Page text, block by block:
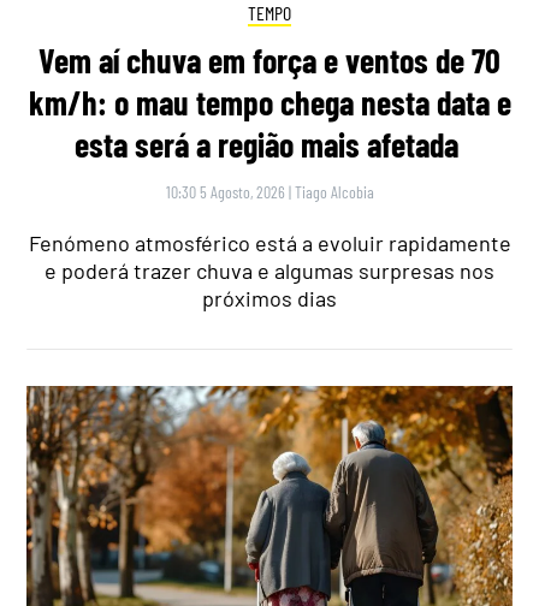
TEMPO
Vem aí chuva em força e ventos de 70
km/h: o mau tempo chega nesta data e
esta será a região mais afetada
10:30 5 Agosto, 2026 |Tiago Alcobia
Fenómeno atmosférico está a evoluir rapidamente
e poderá trazer chuva e algumas surpresas nos
próximos dias